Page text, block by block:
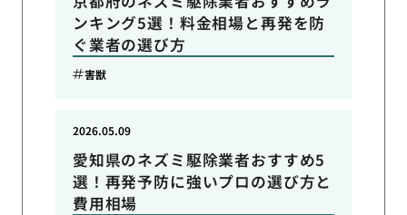
ンキング5選！料金相場と再発を防
ぐ業者の選び方
害獣
愛知県のネズミ駆除業者おすすめ5
選！再発予防に強いプロの選び方と
費用相場
2026.05.09